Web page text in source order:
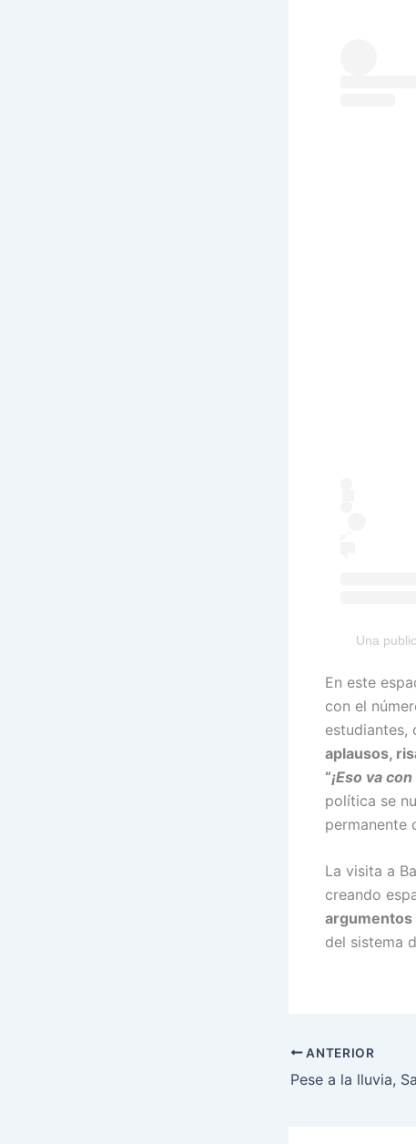
Una
En este
con el
estudiantes,
aplausos,
“¡Eso va
política se
permanente
La visita a
creando
argumentos
del sistema
ANTERIOR